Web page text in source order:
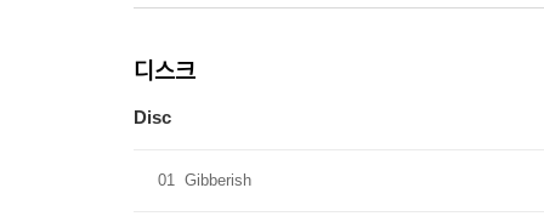
디스크
Disc
01 Gibberish